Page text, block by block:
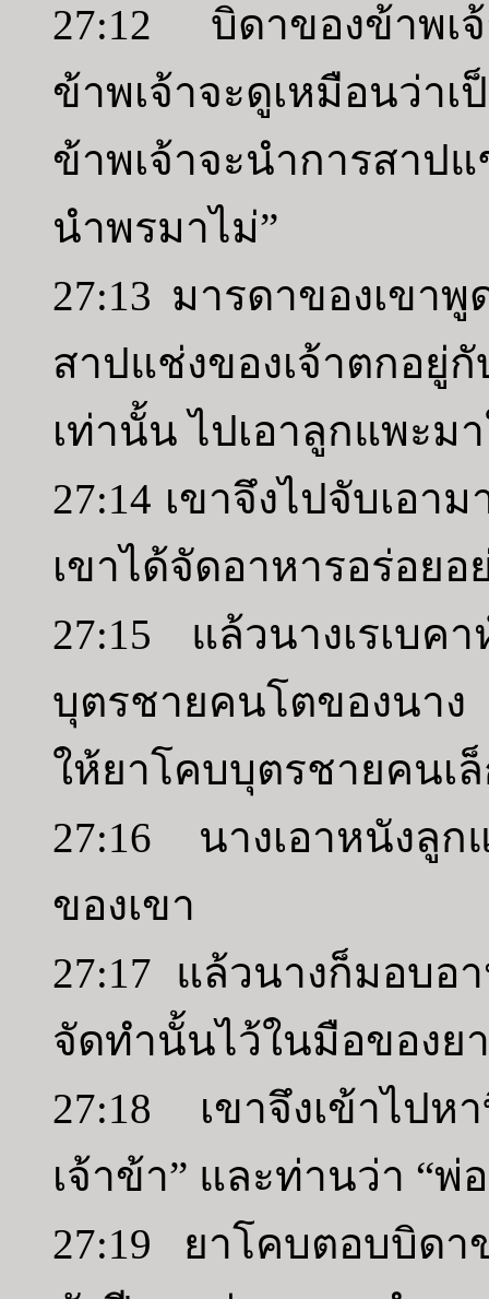
27:12 บิดาของข้าพเ
ข้าพเจ้าจะดูเหมือน
ข้าพเจ้าจะนำการสาป
นำพรมาไม่”
27:13 มารดาของเขา
สาปแช่งของเจ้าตก
เท่านั้น ไปเอาลูกแพะม
27:14 เขาจึงไปจับเอา
เขาได้จัดอาหารอร่อย
27:15 แล้วนางเรเบค
บุตรชายคนโตของนา
ให้ยาโคบบุตรชายคนเ
27:16 นางเอาหนังลูก
ของเขา
27:17 แล้วนางก็มอบอ
จัดทำนั้นไว้ในมือของย
27:18 เขาจึงเข้าไป
เจ้าข้า” และท่านว่า “พ่
27:19 ยาโคบตอบบิดา